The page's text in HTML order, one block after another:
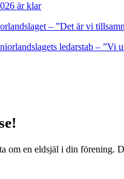
är klar
– ”Det är vi
ledarstab – ”Vi
om en eldsjäl i din förening.